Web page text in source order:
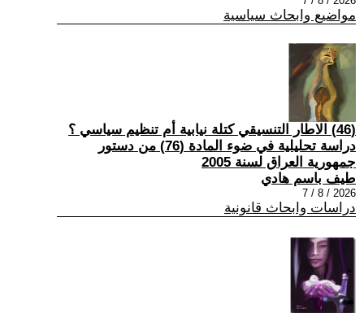
مواضيع وابحاث سياسية
(46) الاطار التنسيقي كتلة نيابية أم تنظيم سياسي ؟
دراسة تحليلية في ضوء المادة (76) من دستور
جمهورية العراق لسنة 2005
طيف باسم هادي
2026 / 8 / 7
دراسات وابحاث قانونية